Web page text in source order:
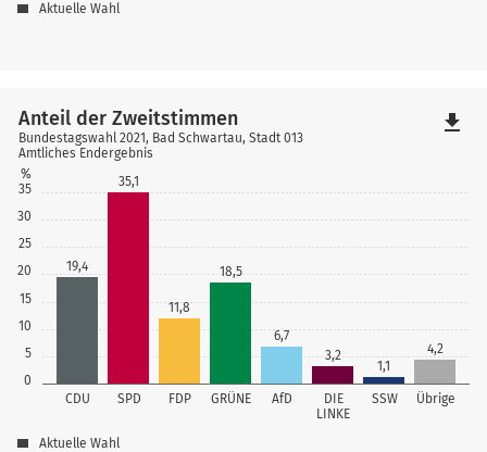
Aktuelle Wahl
0
5
10
15
20
25
30
35
%
CDU SPD FDP GRÜNE AfD
DIE
LINKE
SSW Übrige
19,4
35,1
11,8
18,5
6,7
3,2
1,1
4,2
Anteil der Zweitstimmen
Bundestagswahl 2021, Bad Schwartau, Stadt 013
Amtliches Endergebnis
Aktuelle Wahl
file_download